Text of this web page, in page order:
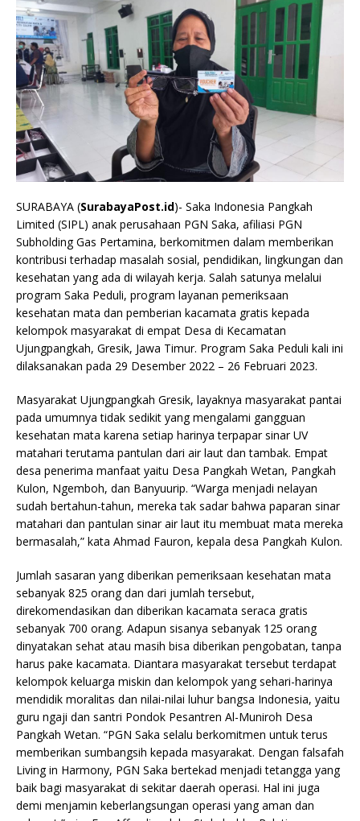
SURABAYA (SurabayaPost.id)- Saka Indonesia Pangkah
Limited (SIPL) anak perusahaan PGN Saka, afiliasi PGN
Subholding Gas Pertamina, berkomitmen dalam memberikan
kontribusi terhadap masalah sosial, pendidikan, lingkungan dan
kesehatan yang ada di wilayah kerja. Salah satunya melalui
program Saka Peduli, program layanan pemeriksaan
kesehatan mata dan pemberian kacamata gratis kepada
kelompok masyarakat di empat Desa di Kecamatan
Ujungpangkah, Gresik, Jawa Timur. Program Saka Peduli kali ini
dilaksanakan pada 29 Desember 2022 – 26 Februari 2023.
Masyarakat Ujungpangkah Gresik, layaknya masyarakat pantai
pada umumnya tidak sedikit yang mengalami gangguan
kesehatan mata karena setiap harinya terpapar sinar UV
matahari terutama pantulan dari air laut dan tambak. Empat
desa penerima manfaat yaitu Desa Pangkah Wetan, Pangkah
Kulon, Ngemboh, dan Banyuurip. “Warga menjadi nelayan
sudah bertahun-tahun, mereka tak sadar bahwa paparan sinar
matahari dan pantulan sinar air laut itu membuat mata mereka
bermasalah,” kata Ahmad Fauron, kepala desa Pangkah Kulon.
Jumlah sasaran yang diberikan pemeriksaan kesehatan mata
sebanyak 825 orang dan dari jumlah tersebut,
direkomendasikan dan diberikan kacamata seraca gratis
sebanyak 700 orang. Adapun sisanya sebanyak 125 orang
dinyatakan sehat atau masih bisa diberikan pengobatan, tanpa
harus pake kacamata. Diantara masyarakat tersebut terdapat
kelompok keluarga miskin dan kelompok yang sehari-harinya
mendidik moralitas dan nilai-nilai luhur bangsa Indonesia, yaitu
guru ngaji dan santri Pondok Pesantren Al-Muniroh Desa
Pangkah Wetan. “PGN Saka selalu berkomitmen untuk terus
memberikan sumbangsih kepada masyarakat. Dengan falsafah
Living in Harmony, PGN Saka bertekad menjadi tetangga yang
baik bagi masyarakat di sekitar daerah operasi. Hal ini juga
demi menjamin keberlangsungan operasi yang aman dan